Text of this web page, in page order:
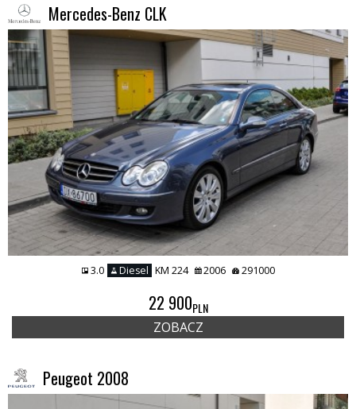
Mercedes-Benz CLK
3.0 Diesel KM 224 2006 291000
22 900PLN
ZOBACZ
Peugeot 2008